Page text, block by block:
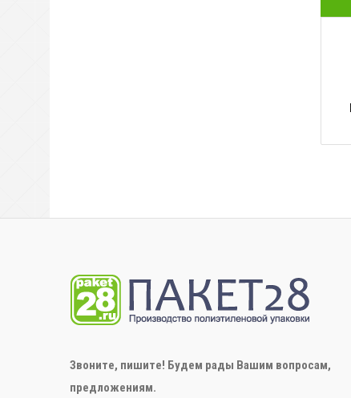
Звоните, пишите! Будем рады Вашим вопросам,
предложениям.